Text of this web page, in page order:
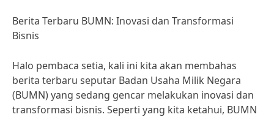
Berita Terbaru BUMN: Inovasi dan Transformasi
Bisnis
Halo pembaca setia, kali ini kita akan membahas
berita terbaru seputar Badan Usaha Milik Negara
(BUMN) yang sedang gencar melakukan inovasi dan
transformasi bisnis. Seperti yang kita ketahui, BUMN